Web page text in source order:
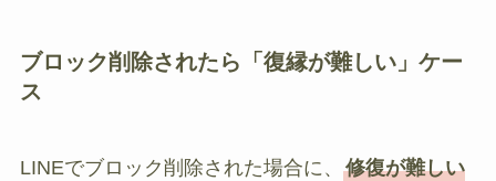
ブロック削除されたら「復縁が難しい」ケー
ス
LINEでブロック削除された場合に、 修復が難しい